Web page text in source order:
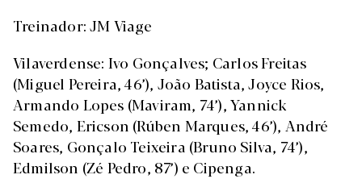
Treinador: JM Viage
Vilaverdense: Ivo Gonçalves; Carlos Freitas
(Miguel Pereira, 46’), João Batista, Joyce Rios,
Armando Lopes (Maviram, 74’), Yannick
Semedo, Ericson (Rúben Marques, 46’), André
Soares, Gonçalo Teixeira (Bruno Silva, 74’),
Edmilson (Zé Pedro, 87’) e Cipenga.